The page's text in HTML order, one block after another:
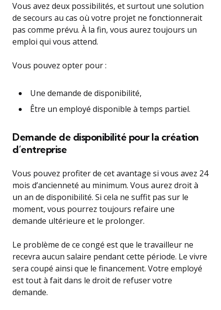
Vous avez deux possibilités, et surtout une solution
de secours au cas où votre projet ne fonctionnerait
pas comme prévu. À la fin, vous aurez toujours un
emploi qui vous attend.
Vous pouvez opter pour :
Une demande de disponibilité,
Être un employé disponible à temps partiel.
Demande de disponibilité pour la création
d’entreprise
Vous pouvez profiter de cet avantage si vous avez 24
mois d’ancienneté au minimum. Vous aurez droit à
un an de disponibilité. Si cela ne suffit pas sur le
moment, vous pourrez toujours refaire une
demande ultérieure et le prolonger.
Le problème de ce congé est que le travailleur ne
recevra aucun salaire pendant cette période. Le vivre
sera coupé ainsi que le financement. Votre employé
est tout à fait dans le droit de refuser votre
demande.